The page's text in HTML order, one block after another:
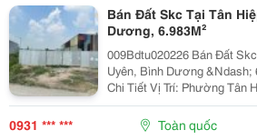
Bán Đất Skc Tại Tân
Dương, 6.983M²
009Bdtu020226 Bán Đất Skc Tại Tân Hiệp, Tp. Tân
Uyên, Bình Dương &Ndash;
Chi Tiết Vị Trí: Phường Tân
Dương. Tổng Diện Tích
0931 *** *** Toàn quốc